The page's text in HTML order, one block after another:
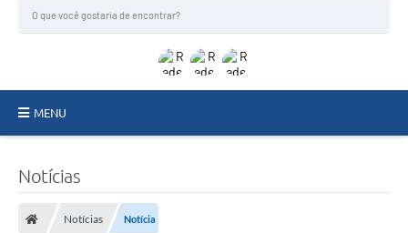
MENU
Meio Ambiente
Notícias
Notícias Notícia